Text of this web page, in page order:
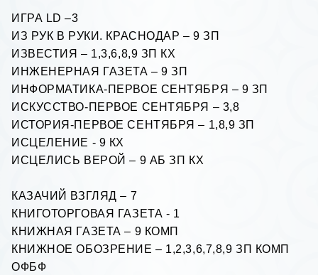
ИГРА LD –3
ИЗ РУК В РУКИ. КРАСНОДАР – 9 ЗП
ИЗВЕСТИЯ – 1,3,6,8,9 ЗП КХ
ИНЖЕНЕРНАЯ ГАЗЕТА – 9 ЗП
ИНФОРМАТИКА-ПЕРВОЕ СЕНТЯБРЯ – 9 ЗП
ИСКУССТВО-ПЕРВОЕ СЕНТЯБРЯ – 3,8
ИСТОРИЯ-ПЕРВОЕ СЕНТЯБРЯ – 1,8,9 ЗП
ИСЦЕЛЕНИЕ - 9 КХ
ИСЦЕЛИСЬ ВЕРОЙ – 9 АБ ЗП КХ
КАЗАЧИЙ ВЗГЛЯД – 7
КНИГОТОРГОВАЯ ГАЗЕТА - 1
КНИЖНАЯ ГАЗЕТА – 9 КОМП
КНИЖНОЕ ОБОЗРЕHИЕ – 1,2,3,6,7,8,9 ЗП КОМП
ОФБФ